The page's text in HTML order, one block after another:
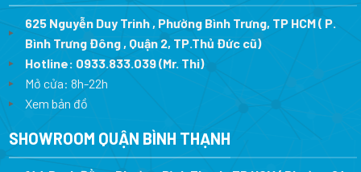
625 Nguyễn Duy Trinh , Phường Bình Trưng, TP HCM ( P.
Bình Trưng Đông , Quận 2, TP.Thủ Đức cũ)
Hotline: 0933.833.039(Mr. Thi)
Mở cửa: 8h-22h
Xem bản đồ
SHOWROOM QUẬN BÌNH THẠNH